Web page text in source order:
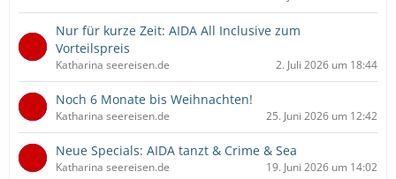
Nur für kurze Zeit: AIDA All Inclusive zum
Vorteilspreis
Katharina seereisen.de 2. Juli 2026 um 18:44
Noch 6 Monate bis Weihnachten!
Katharina seereisen.de 25. Juni 2026 um 12:42
Neue Specials: AIDA tanzt & Crime & Sea
Katharina seereisen.de 19. Juni 2026 um 14:02